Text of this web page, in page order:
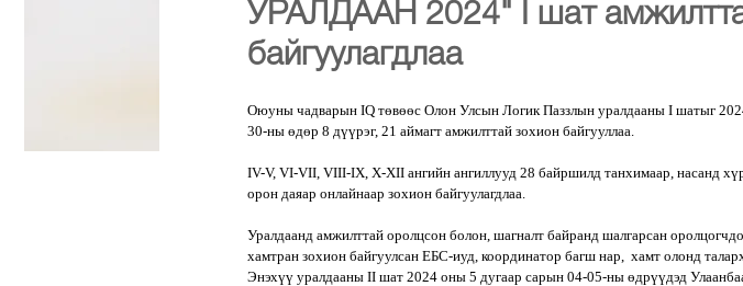
УРАЛДААН 2024" I шат
байгуулагдлаа
Оюуны чадварын IQ төвөөс Олон Улсын Логик Паззлын уралдааны I шатыг
30-ны өдөр 8 дүүрэг, 21 аймагт амжилттай зохион байгууллаа.
IV-V, VI-VII, VIII-IX, X-XII ангийн ангиллууд 28 байршилд танхимаар, насанд
орон даяар онлайнаар зохион байгуулагдлаа.
Уралдаанд амжилттай оролцсон болон, шагналт байранд шалгарсан
хамтран зохион байгуулсан ЕБС-иуд, координатор багш нар,  хамт олонд
Энэхүү уралдааны II шат 2024 оны 5 дугаар сарын 04-05-ны өдрүүдэд